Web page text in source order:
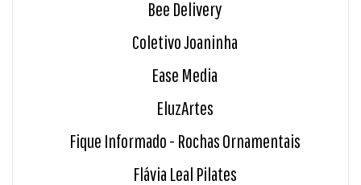
Bee Delivery
Coletivo Joaninha
Ease Media
EluzArtes
Fique Informado - Rochas Ornamentais
Flávia Leal Pilates